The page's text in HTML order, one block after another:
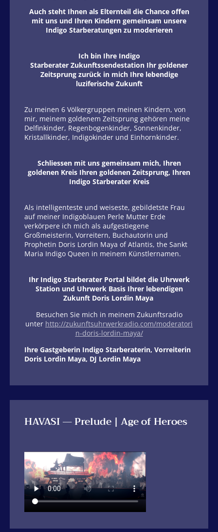
Auch steht Ihnen als Elternteil die Chance offen
mit uns und Ihren Kindern gemeinsam unsere
Indigo Starberatungen zu moderieren
Ich bin Ihre Indigo
Starberater Zukunftssendestation Ihr goldener
Zeitsprung zurück in mich Ihre lebendige
luziferische Zukunft
Zu meinen 6 Völkergruppen meinen Kindern, von
mir, meinem goldenem Zeitsprung gehören meine
Delfinkinder, Regenbogenkinder, Sonnenkinder,
Kristallkinder, Indigokinder und Einhornkinder.
Schliessen mit uns gemeinsam mich, Ihren
goldenen Kreis Ihren goldenen Zeitsprung, Ihren
Indigo Starberater Kreis
Als intelligenteste und weiseste, gebildetste Frau
auf meiner Indigoblauen Perle Mutter Erde
verkörpere ich mich als aufgestiegene
Großmeisterin, Vorreitern, Buchautorin und
Prophetin Doris Lordin Maya of Atlantis, the Sankt
Maria Indigo Queen in meinem Künstlernamen.
Ihr Indigo Starberater Portal bildet die Uhrwerk
Station und Uhrwerk Basis Ihrer lebendigen
Zukunft Doris Lordin Maya
Besuchen Sie mich in meinem Zukunftsradio
unter http://zukunftsuhrwerkradio.com/moderatori
n-doris-lordin-maya/
Ihre Gastgeberin Indigo Starberaterin, Vorreiterin
Doris Lordin Maya, DJ Lordin Maya
HAVASI — Prelude | Age of Heroes